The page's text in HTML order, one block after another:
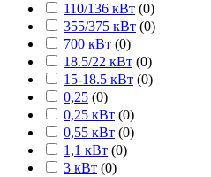
110/136 кВт (0)
355/375 кВт (0)
700 кВт (0)
18.5/22 кВт (0)
15-18.5 кВт (0)
0,25 (0)
0,25 кВт (0)
0,55 кВт (0)
1,1 кВт (0)
3 кВт (0)